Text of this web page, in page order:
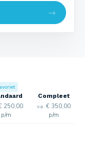
250,00
p/m
Compleet
v.a. € 350,00
p/m